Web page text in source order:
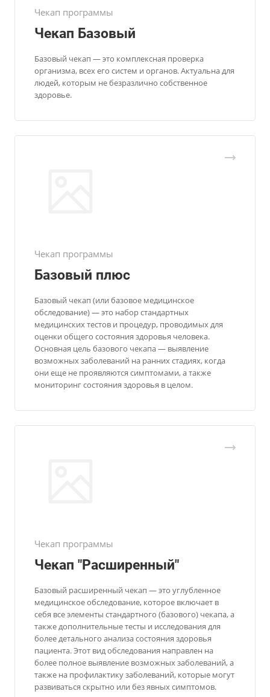
Чекап программы
Чекап Базовый
Базовый чекап — это комплексная проверка
организма, всех его систем и органов. Актуальна для
людей, которым не безразлично собственное
здоровье.
Чекап программы
Базовый плюс
Базовый чекап (или базовое медицинское
обследование) — это набор стандартных
медицинских тестов и процедур, проводимых для
оценки общего состояния здоровья человека.
Основная цель базового чекапа — выявление
возможных заболеваний на ранних стадиях, когда
они еще не проявляются симптомами, а также
мониторинг состояния здоровья в целом.
Чекап программы
Чекап "Расширенный"
Базовый расширенный чекап — это углубленное
медицинское обследование, которое включает в
себя все элементы стандартного (базового) чекапа, а
также дополнительные тесты и исследования для
более детального анализа состояния здоровья
пациента. Этот вид обследования направлен на
более полное выявление возможных заболеваний, а
также на профилактику заболеваний, которые могут
развиваться скрытно или без явных симптомов.